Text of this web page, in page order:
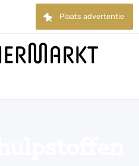
Plaats advertentie